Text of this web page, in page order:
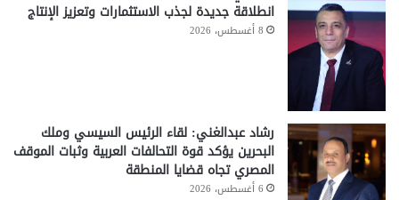
انطلاقة جديدة لجذب الاستثمارات وتعزيز الإنتاج
8 أغسطس، 2026
رشاد عبدالغني: لقاء الرئيس السيسي وملك
البحرين يؤكد قوة التحالفات العربية وثبات الموقف
المصري تجاه قضايا المنطقة
6 أغسطس، 2026